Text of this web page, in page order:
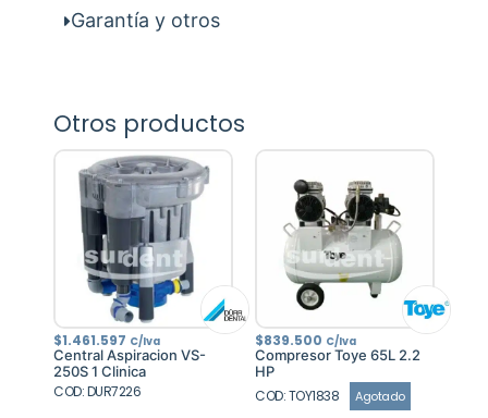
Garantía y otros
Otros productos
$1.461.597 C/Iva
Central Aspiracion VS-
250S 1 Clinica
COD: DUR7226
$839.500 C/Iva
Compresor Toye 65L 2.2
HP
COD: TOY1838 Agotado